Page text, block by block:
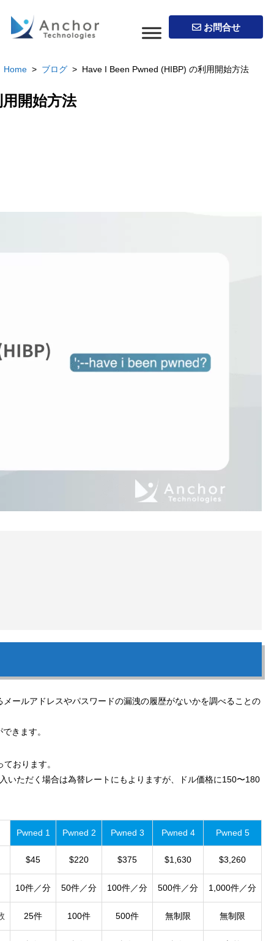
お問合せ
Home > ブログ > Have I Been Pwned (HIBP) の利用開始方法
開始方法
ールアドレスやパスワードの漏洩の履歴がないかを調べることの
きます。
おります。
ただく場合は為替レートにもよりますが、ドル価格に150〜180
Pwned 1 Pwned 2 Pwned 3 Pwned 4 Pwned 5
$45 $220 $375 $1,630 $3,260
10件／分 50件／分 100件／分 500件／分 1,000件／分
25件 100件 500件 無制限 無制限